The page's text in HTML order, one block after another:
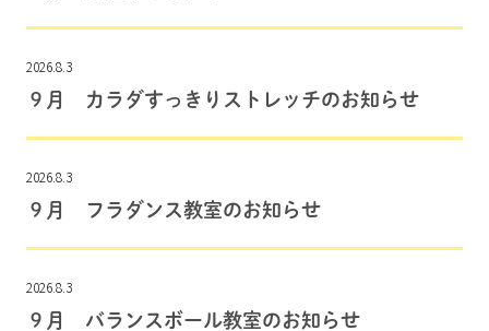
2026.8.3
９月 カラダすっきりストレッチのお知らせ
2026.8.3
９月 フラダンス教室のお知らせ
2026.8.3
９月 バランスボール教室のお知らせ